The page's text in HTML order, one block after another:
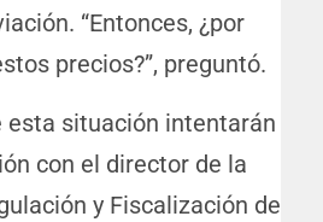
“Entonces, ¿por
precios?”, preguntó.
esta situación intentarán
con el director de la
y Fiscalización de